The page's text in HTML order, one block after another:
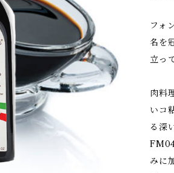
フォ
名を
立っ
肉料
いコ
る深
みに